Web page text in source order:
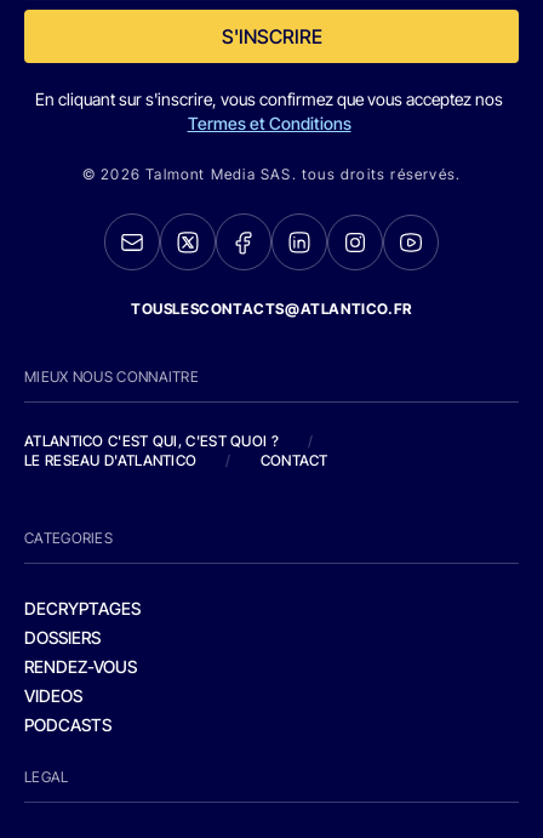
S'INSCRIRE
En cliquant sur s'inscrire, vous confirmez que vous acceptez nos
Termes et Conditions
© 2026 Talmont Media SAS. tous droits réservés.
TOUSLESCONTACTS@ATLANTICO.FR
MIEUX NOUS CONNAITRE
ATLANTICO C'EST QUI, C'EST QUOI ?
/
LE RESEAU D'ATLANTICO
/ CONTACT
CATEGORIES
DECRYPTAGES
DOSSIERS
RENDEZ-VOUS
VIDEOS
PODCASTS
LEGAL